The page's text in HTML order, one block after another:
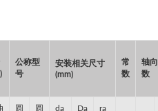
公称型
号
安装相关尺寸
(mm)
常
数
轴
数
圆
圆
da
Da
ra